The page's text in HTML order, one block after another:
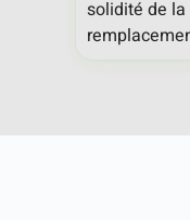
solidité de